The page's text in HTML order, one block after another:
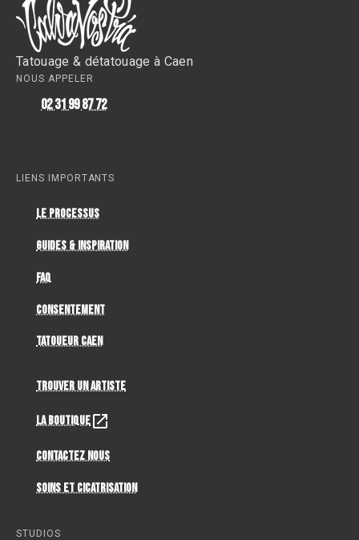
Tatouage & détatouage à Caen
NOUS APPELER
02 31 99 87 72
LIENS IMPORTANTS
Le Processus
Guides & Inspiration
FAQ
Consentement
Tatoueur Caen
Trouver un artiste
La Boutique
Contactez Nous
Soins et cicatrisation
STUDIOS